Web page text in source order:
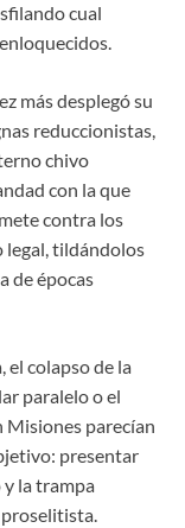
cual
más desplegó su
reduccionistas,
chivo
con la que
contra los
legal, tildándolos
de épocas
el colapso de la
paralelo o el
Misiones parecían
presentar
y la trampa
proselitista.